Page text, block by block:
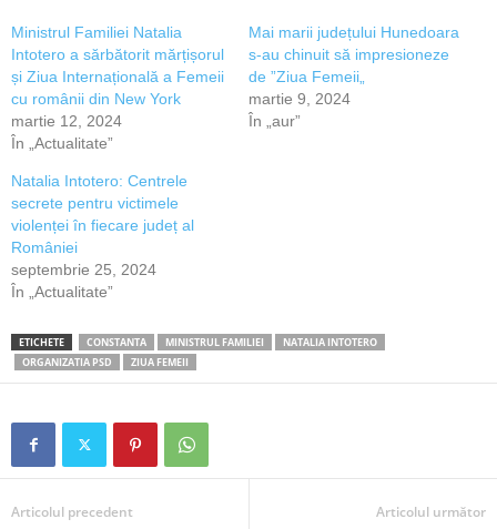
Ministrul Familiei Natalia
Intotero a sărbătorit mărțișorul
și Ziua Internațională a Femeii
cu românii din New York
martie 12, 2024
În „Actualitate”
Mai marii județului Hunedoara
s-au chinuit să impresioneze
de ”Ziua Femeii„
martie 9, 2024
În „aur”
Natalia Intotero: Centrele
secrete pentru victimele
violenței în fiecare județ al
României
septembrie 25, 2024
În „Actualitate”
ETICHETE CONSTANTA MINISTRUL FAMILIEI
NATALIA INTOTERO
ORGANIZATIA PSD
ZIUA FEMEII
Articolul precedent Articolul următor